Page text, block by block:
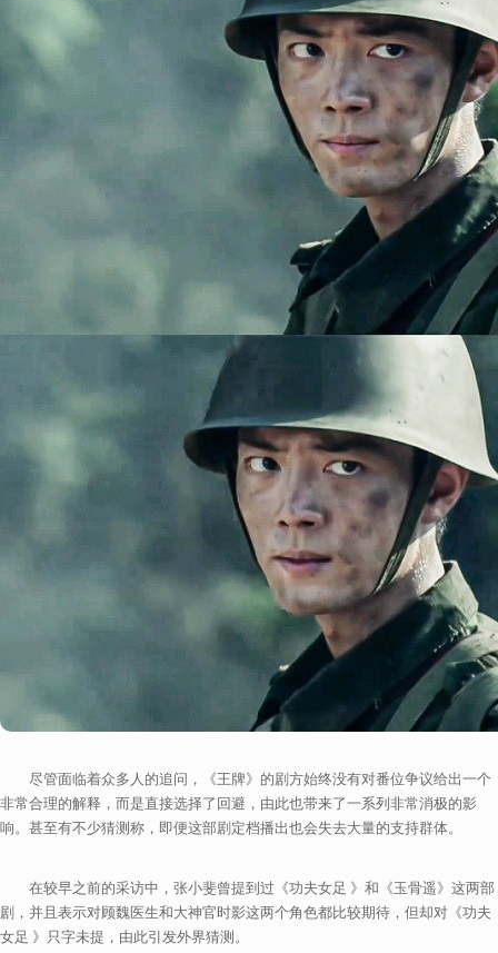
尽管面临着众多人的追问，《王牌》的剧方始终没有对番位争议给出一个
非常合理的解释，而是直接选择了回避，由此也带来了一系列非常消极的影
响。甚至有不少猜测称，即便这部剧定档播出也会失去大量的支持群体。
在较早之前的采访中，张小斐曾提到过《功夫女足 》和《玉骨遥》这两部
剧，并且表示对顾魏医生和大神官时影这两个角色都比较期待，但却对《功夫
女足 》只字未提，由此引发外界猜测。